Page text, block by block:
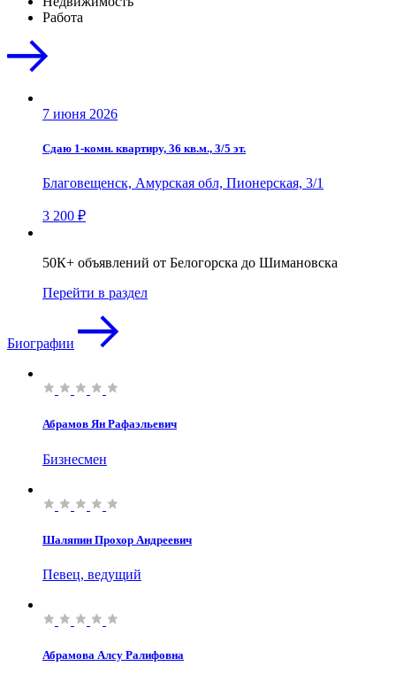
Работа
7 июня 2026
Сдаю 1-комн. квартиру, 36 кв.м., 3/5 эт.
Благовещенск, Амурская обл, Пионерская, 3/1
3 200 ₽
50К+ объявлений от Белогорска до Шимановска
Перейти в раздел
Биографии
Абрамов Ян Рафаэльевич
Бизнесмен
Шаляпин Прохор Андреевич
Певец, ведущий
Абрамова Алсу Ралифовна